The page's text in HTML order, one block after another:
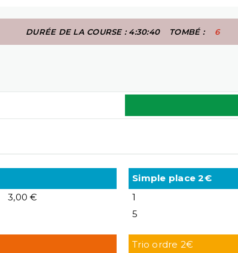
DURÉE DE LA COURSE : 4:30:40 TOMBÉ : 6
3,00 €
Simple place 2€
1
5
Trio ordre 2€